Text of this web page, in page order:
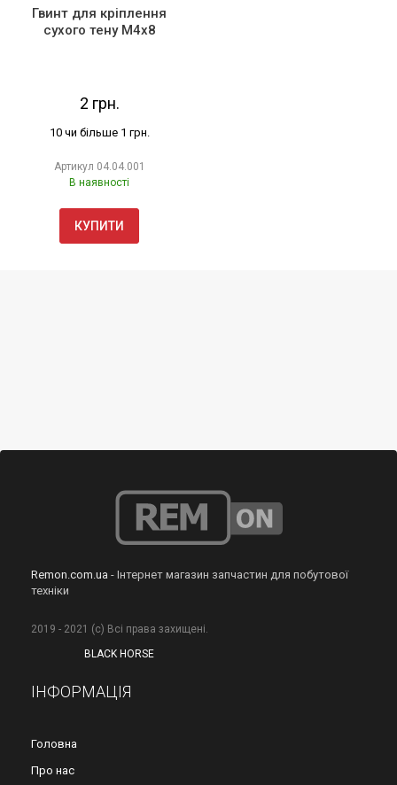
Гвинт для кріплення
сухого тену М4х8
2 грн.
10 чи більше 1 грн.
Артикул 04.04.001
В наявності
КУПИТИ
Remon.com.ua - Інтернет магазин запчастин для побутової
техніки
2019 - 2021 (с) Всі права захищені.
BLACK HORSE
ІНФОРМАЦІЯ
Головна
Про нас